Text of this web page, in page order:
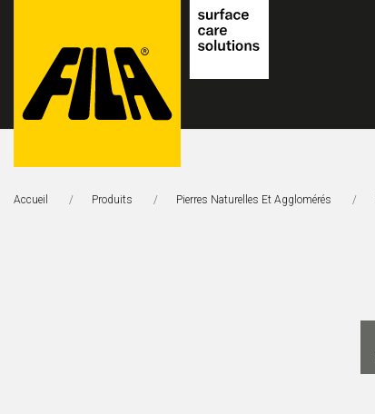
Solutions
Accueil Produits Pierres Naturelles Et Agglomérés